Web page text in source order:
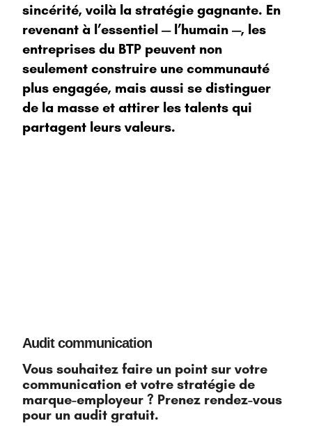
sincérité, voilà la stratégie gagnante. En
revenant à l’essentiel — l’humain —, les
entreprises du BTP peuvent non
seulement construire une communauté
plus engagée, mais aussi se distinguer
de la masse et attirer les talents qui
partagent leurs valeurs.
Audit communication
Vous souhaitez faire un point sur votre
communication et votre stratégie de
marque-employeur ? Prenez rendez-vous
pour un audit gratuit.